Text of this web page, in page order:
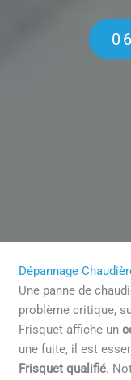
Dépannage
Une panne de
problème critique,
Frisquet affiche un
une fuite, il est
Frisquet qualifié.